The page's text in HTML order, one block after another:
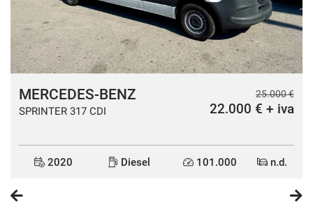
MERCEDES-BENZ
SPRINTER 317 CDI
25.000 €
22.000 € + iva
2020 Diesel 101.000 n.d.